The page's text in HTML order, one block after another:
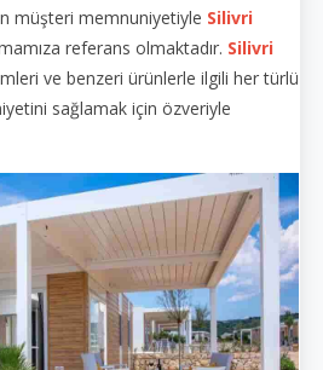
müşteri memnuniyetiyle Silivri
referans olmaktadır. Silivri
ve benzeri ürünlerle ilgili her türlü
sağlamak için özveriyle